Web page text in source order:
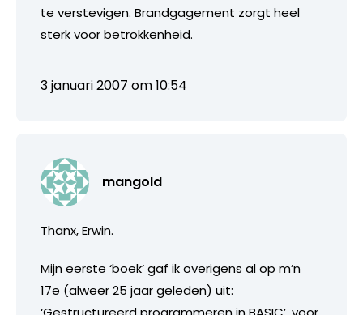
te verstevigen. Brandgagement zorgt heel
sterk voor betrokkenheid.
3 januari 2007 om 10:54
mangold
Thanx, Erwin.
Mijn eerste ‘boek’ gaf ik overigens al op m’n
17e (alweer 25 jaar geleden) uit: